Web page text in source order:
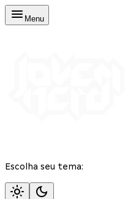
Menu
Escolha seu tema: